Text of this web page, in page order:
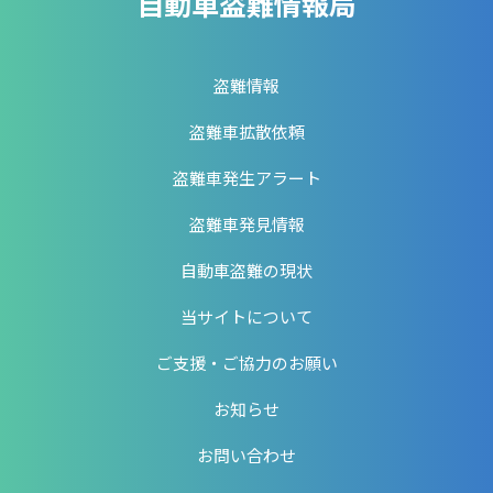
盗難情報
盗難車拡散依頼
盗難車発生アラート
盗難車発見情報
自動車盗難の現状
当サイトについて
ご支援・ご協力のお願い
お知らせ
お問い合わせ